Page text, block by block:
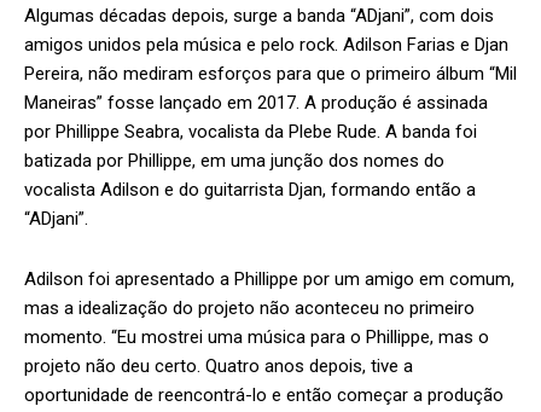
Algumas décadas depois, surge a banda “ADjani”, com dois
amigos unidos pela música e pelo rock. Adilson Farias e Djan
Pereira, não mediram esforços para que o primeiro álbum “Mil
Maneiras” fosse lançado em 2017. A produção é assinada
por Phillippe Seabra, vocalista da Plebe Rude. A banda foi
batizada por Phillippe, em uma junção dos nomes do
vocalista Adilson e do guitarrista Djan, formando então a
“ADjani”.
Adilson foi apresentado a Phillippe por um amigo em comum,
mas a idealização do projeto não aconteceu no primeiro
momento. “Eu mostrei uma música para o Phillippe, mas o
projeto não deu certo. Quatro anos depois, tive a
oportunidade de reencontrá-lo e então começar a produção